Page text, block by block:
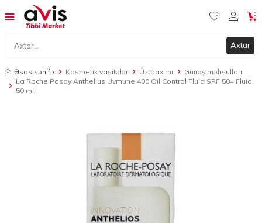
Axtar
0 0
Əsas səhifə Kosmetik vasitələr Üz baxımı
Günəş məhsulları
La Roche Posay Anthelius Uvmune 400 Oil Control Fluid SPF 50+ Fluid,
50 ml